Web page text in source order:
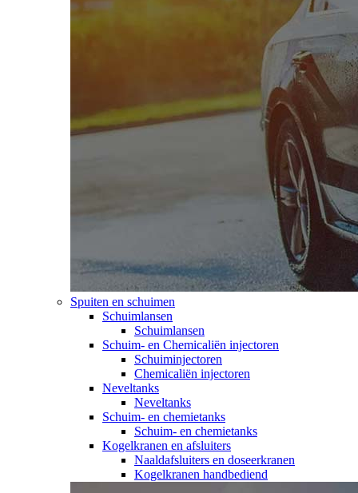
Spuiten en schuimen
Schuimlansen
Schuimlansen
Schuim- en Chemicaliën injectoren
Schuiminjectoren
Chemicaliën injectoren
Neveltanks
Neveltanks
Schuim- en chemietanks
Schuim- en chemietanks
Kogelkranen en afsluiters
Naaldafsluiters en doseerkranen
Kogelkranen handbediend